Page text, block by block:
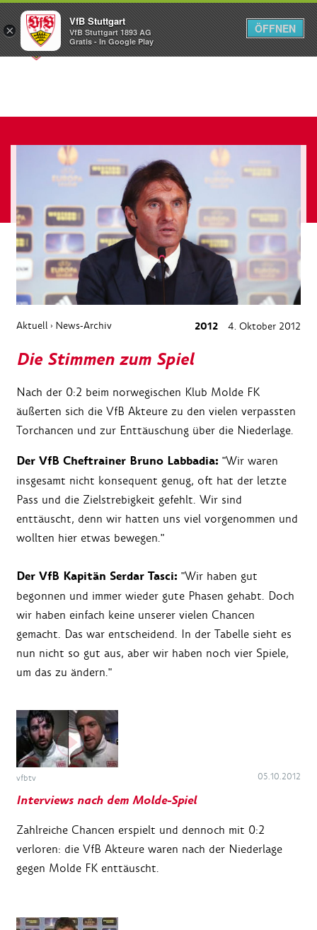
Menü
Aktuell › News-Archiv 2012 4. Oktober 2012
Die Stimmen zum Spiel
Nach der 0:2 beim norwegischen Klub Molde FK
äußerten sich die VfB Akteure zu den vielen verpassten
Torchancen und zur Enttäuschung über die Niederlage.
Der VfB Cheftrainer Bruno Labbadia: "Wir waren
insgesamt nicht konsequent genug, oft hat der letzte
Pass und die Zielstrebigkeit gefehlt. Wir sind
enttäuscht, denn wir hatten uns viel vorgenommen und
wollten hier etwas bewegen."
Der VfB Kapitän Serdar Tasci: "Wir haben gut
begonnen und immer wieder gute Phasen gehabt. Doch
wir haben einfach keine unserer vielen Chancen
gemacht. Das war entscheidend. In der Tabelle sieht es
nun nicht so gut aus, aber wir haben noch vier Spiele,
um das zu ändern."
vfbtv 05.10.2012
Interviews nach dem Molde-Spiel
Zahlreiche Chancen erspielt und dennoch mit 0:2
verloren: die VfB Akteure waren nach der Niederlage
gegen Molde FK enttäuscht.
×
VfB Stuttgart
VfB Stuttgart 1893 AG
Gratis - In Google Play
ÖFFNEN